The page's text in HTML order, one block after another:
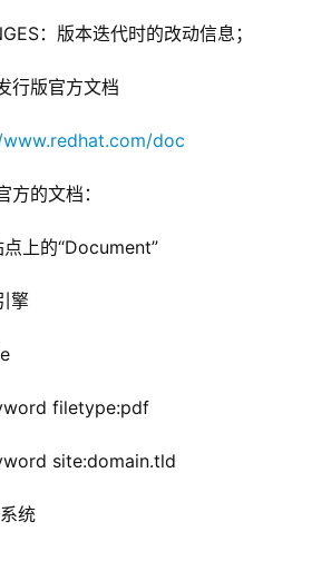
版本迭代时的改动信息；
版官方文档
doc
的文档：
的“Document”
擎
filetype:pdf
site:domain.tld
统